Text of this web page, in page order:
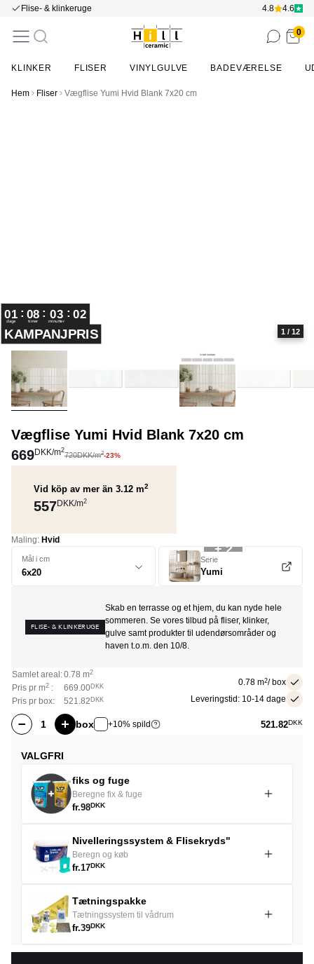
Flise- & klinkeruge 4.8 4.6
0
KLINKER FLISER VINYLGULVE BADEVÆRELSE
Hem Fliser Vægflise Yumi Hvid Blank 7x20 cm
01
dage
: 08
timer
: 03
minutter
: 01
KAMPANJPRIS 1 / 12
Vægflise Yumi Hvid Blank 7x20 cm
669DKK/m2
720DKK/m2-23%
Vid köp av mer än 3.12 m2
557DKK/m2
Maling: Hvid
+ 2
Mål i cm Serie
Yumi
FLISE- & KLINKERUGE
Skab en terrasse og et hjem, du kan nyde hele
sommeren. Se vores tilbud på fliser, klinker,
gulve samt produkter til udendørsområder og
haven t.o.m. den 10/8.
Samlet areal:0.78 m2
Pris pr m2 : 669.00DKK
Pris pr box: 521.82 DKK
0.78 m2/ box
Leveringstid: 10-14 dage
box +10% spild 521.82DKK
VALGFRI
fiks og fuge
Beregne fix & fuge
fr.98DKK
Nivelleringssystem & Flisekryds"
Beregn og køb
fr.17DKK
Tætningspakke
Tætningssystem til vådrum
fr.39DKK